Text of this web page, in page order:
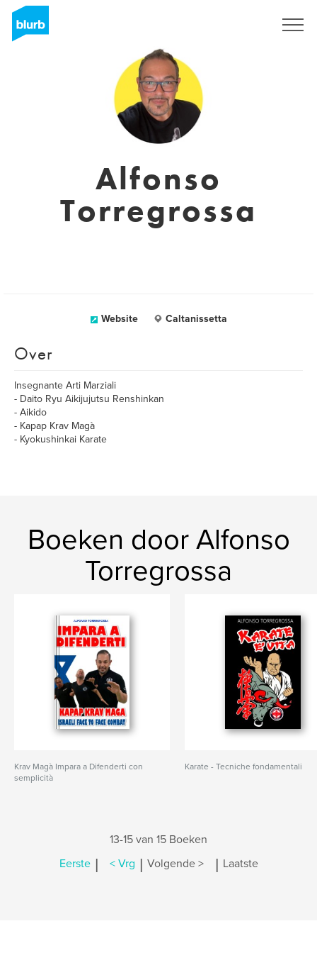
Alfonso
Torregrossa
Website Caltanissetta
Over
Insegnante Arti Marziali
- Daito Ryu Aikijujutsu Renshinkan
- Aikido
- Kapap Krav Magà
- Kyokushinkai Karate
Boeken door Alfonso
Torregrossa
Krav Magà Impara a Difenderti con
semplicità
Karate - Tecniche fondamentali
13-15 van 15 Boeken
Eerste | < Vrg | Volgende > | Laatste